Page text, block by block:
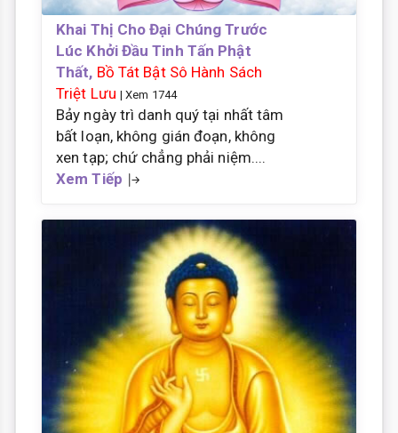
Khai Thị Cho Đại Chúng Trước
Lúc Khởi Đầu Tinh Tấn Phật
Thất, Bồ Tát Bật Sô Hành Sách
Triệt Lưu | Xem 1744
Bảy ngày trì danh quý tại nhất tâm
bất loạn, không gián đoạn, không
xen tạp; chứ chẳng phải niệm....
Xem Tiếp